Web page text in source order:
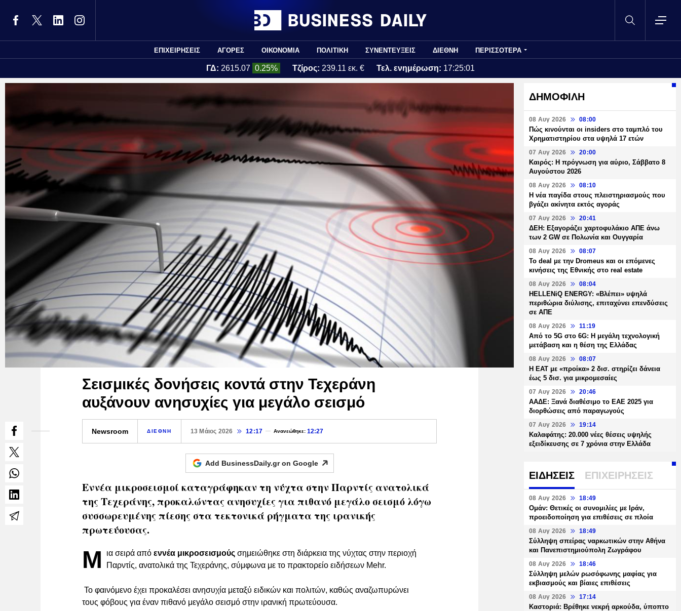
ΕΠΙΧΕΙΡΗΣΕΙΣ ΑΓΟΡΕΣ ΟΙΚΟΝΟΜΙΑ ΠΟΛΙΤΙΚΗ ΣΥΝΕΝΤΕΥΞΕΙΣ ΔΙΕΘΝΗ ΠΕΡΙΣΣΟΤΕΡΑ
ΓΔ: 2615.07 0.25% Τζίρος: 239.11 εκ. € Τελ. ενημέρωση: 17:25:01
Σεισμικές δονήσεις κοντά στην Τεχεράνη
αυξάνουν ανησυχίες για μεγάλο σεισμό
Newsroom ΔΙΕΘΝΗ 13 Μάιος 2026 12:17 Ανανεώθηκε: 12:27
Add BusinessDaily.gr on Google
Εννέα μικροσεισμοί καταγράφηκαν τη νύχτα στην Παρντίς ανατολικά
της Τεχεράνης, προκαλώντας ανησυχίες για πιθανό μεγάλο σεισμό λόγω
συσσωρευμένης πίεσης στα τεκτονικά ρήγματα της ιρανικής
πρωτεύουσας.
Μ ια σειρά από εννέα μικροσεισμούς σημειώθηκε στη διάρκεια της νύχτας στην περιοχή
Παρντίς, ανατολικά της Τεχεράνης, σύμφωνα με το πρακτορείο ειδήσεων Mehr.
Το φαινόμενο έχει προκαλέσει ανησυχία μεταξύ ειδικών και πολιτών, καθώς αναζωπυρώνει
τους φόβους για έναν πιθανό μεγάλο σεισμό στην ιρανική πρωτεύουσα.
ΔΗΜΟΦΙΛΗ
08 Αυγ 2026 08:00
Πώς κινούνται οι insiders στο ταμπλό του
Χρηματιστηρίου στα υψηλά 17 ετών
07 Αυγ 2026 20:00
Καιρός: Η πρόγνωση για αύριο, Σάββατο 8
Αυγούστου 2026
08 Αυγ 2026 08:10
Η νέα παγίδα στους πλειστηριασμούς που
βγάζει ακίνητα εκτός αγοράς
07 Αυγ 2026 20:41
ΔΕΗ: Εξαγοράζει χαρτοφυλάκιο ΑΠΕ άνω
των 2 GW σε Πολωνία και Ουγγαρία
08 Αυγ 2026 08:07
Το deal με την Dromeus και οι επόμενες
κινήσεις της Εθνικής στο real estate
08 Αυγ 2026 08:04
HELLENiQ ENERGY: «Βλέπει» υψηλά
περιθώρια διύλισης, επιταχύνει επενδύσεις
σε ΑΠΕ
08 Αυγ 2026 11:19
Από το 5G στο 6G: Η μεγάλη τεχνολογική
μετάβαση και η θέση της Ελλάδας
08 Αυγ 2026 08:07
Η ΕΑΤ με «προίκα» 2 δισ. στηρίζει δάνεια
έως 5 δισ. για μικρομεσαίες
07 Αυγ 2026 20:46
ΑΑΔΕ: Ξανά διαθέσιμο το ΕΑΕ 2025 για
διορθώσεις από παραγωγούς
07 Αυγ 2026 19:14
Καλαφάτης: 20.000 νέες θέσεις υψηλής
εξειδίκευσης σε 7 χρόνια στην Ελλάδα
ΕΙΔΗΣΕΙΣ ΕΠΙΧΕΙΡΗΣΕΙΣ
08 Αυγ 2026 18:49
Ομάν: Θετικές οι συνομιλίες με Ιράν,
προειδοποίηση για επιθέσεις σε πλοία
08 Αυγ 2026 18:49
Σύλληψη σπείρας ναρκωτικών στην Αθήνα
και Πανεπιστημιούπολη Ζωγράφου
08 Αυγ 2026 18:46
Σύλληψη μελών ρωσόφωνης μαφίας για
εκβιασμούς και βίαιες επιθέσεις
08 Αυγ 2026 17:14
Καστοριά: Βρέθηκε νεκρή αρκούδα, ύποπτο